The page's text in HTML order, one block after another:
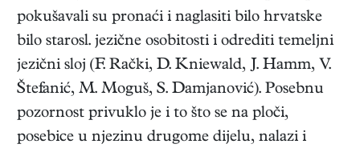
pokušavali su pronaći i naglasiti bilo hrvatske
bilo starosl. jezične osobitosti i odrediti temeljni
jezični sloj (F. Rački, D. Kniewald, J. Hamm, V.
Štefanić, M. Moguš, S. Damjanović). Posebnu
pozornost privuklo je i to što se na ploči,
posebice u njezinu drugome dijelu, nalazi i